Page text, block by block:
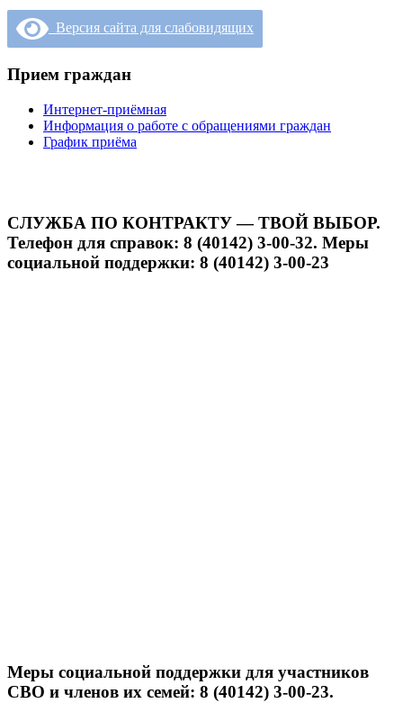
Версия сайта для слабовидящих
Прием граждан
Интернет-приёмная
Информация о работе с обращениями граждан
График приёма
СЛУЖБА ПО КОНТРАКТУ — ТВОЙ ВЫБОР.
Телефон для справок: 8 (40142) 3-00-32. Меры
социальной поддержки: 8 (40142) 3-00-23
Меры социальной поддержки для участников
СВО и членов их семей: 8 (40142) 3-00-23.